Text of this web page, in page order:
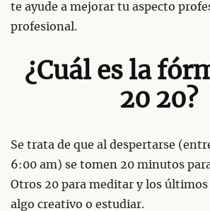
te ayude a mejorar tu aspecto
profesional.
¿Cuál es la
20 20?
Se trata de que al despertarse
6:00 am) se tomen 20 minutos
Otros 20 para meditar y los
algo creativo o estudiar.